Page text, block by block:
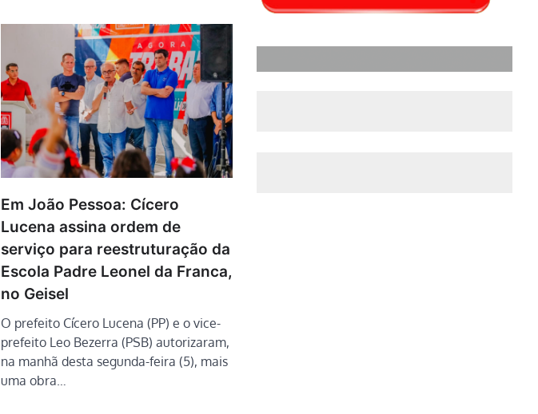
Em João Pessoa: Cícero
Lucena assina ordem de
serviço para reestruturação da
Escola Padre Leonel da Franca,
no Geisel
O prefeito Cícero Lucena (PP) e o vice-
prefeito Leo Bezerra (PSB) autorizaram,
na manhã desta segunda-feira (5), mais
uma obra…